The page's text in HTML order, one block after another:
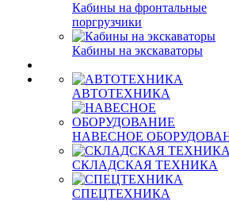
Кабины на фронтальные
поргрузчики
Кабины на экскаваторы
АВТОТЕХНИКА
НАВЕСНОЕ
СКЛАДСКАЯ ТЕХНИКА
СПЕЦТЕХНИКА